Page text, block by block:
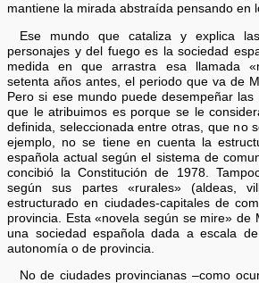
mantiene la mirada abstraída pensando en
Ese mundo que cataliza y explica
personajes y del fuego es la sociedad
medida en que arrastra esa llamada
setenta años antes, el periodo que va de
Pero si ese mundo puede desempeñar las
que le atribuimos es porque se le
definida, seleccionada entre otras, que no
ejemplo, no se tiene en cuenta la
española actual según el sistema de
concibió la Constitución de 1978.
según sus partes «rurales» (aldeas,
estructurado en ciudades-capitales de
provincia. Esta «novela según se mire» de
una sociedad española dada a escala
autonomía o de provincia.
No de ciudades provincianas –como